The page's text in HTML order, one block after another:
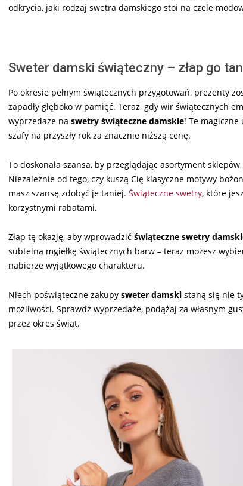
odkrycia, jaki rodzaj swetra damskiego stoi na czele
Sweter damski świąteczny – złap go
Po okresie pełnym świątecznych przygotowań, prezenty
zapadły głęboko w pamięć. Teraz, gdy wir świątecznych
wyprzedaże na swetry świąteczne damskie! Te
szafy na przyszły rok za znacznie niższą cenę.
To doskonała szansa, by przeglądając asortyment
Niezależnie od tego, czy kuszą Cię klasyczne motywy
masz szansę zdobyć je taniej. Świąteczne swetry, które
korzystnymi rabatami.
Złap tę okazję, aby wprowadzić świąteczne swetry
subtelną mgiełkę świątecznych barw – teraz możesz
nabierze wyjątkowego charakteru.
Niech poświąteczne zakupy sweter damski staną się nie
możliwości. Sprawdź wyprzedaże, podążaj za własnym
przez okres świąt.